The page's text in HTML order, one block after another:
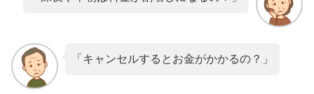
「キャンセルするとお金がかかるの？」